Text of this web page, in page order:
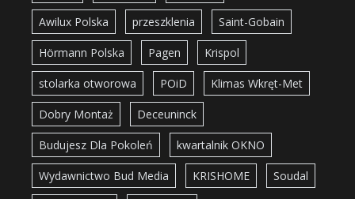
Awilux Polska przeszklenia Saint-Gobain
Hörmann Polska Pagen Krispol
stolarka otworowa POiD Klimas Wkręt-Met
Dobry Montaż Deceuninck
Budujesz Dla Pokoleń kwartalnik OKNO
Wydawnictwo Bud Media KRISHOME Soudal